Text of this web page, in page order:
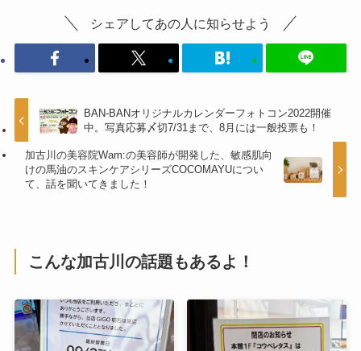
シェアしてあの人に知らせよう
BAN-BANオリジナルカレンダーフォトコン2022開催
中。写真応募〆切7/31まで、8月には一般投票も！
加古川の美容院Wam:の美容師が開発した、敏感肌向
けの馬油のスキンケアシリーズCOCOMAYUについ
て、話を聞いてきました！
こんな加古川の話題もあるよ！